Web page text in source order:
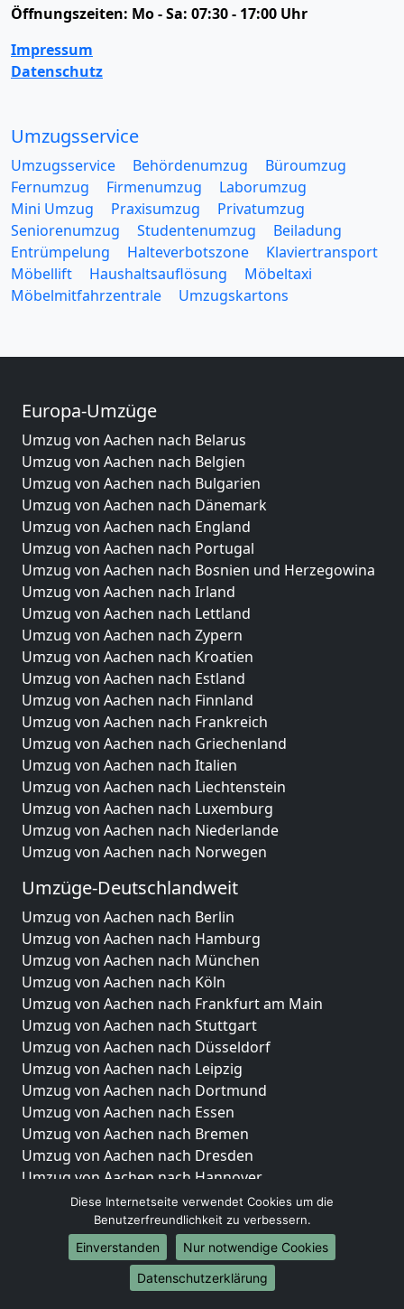
Öffnungszeiten: Mo - Sa: 07:30 - 17:00 Uhr
Impressum
Datenschutz
Umzugsservice
Umzugsservice Behördenumzug
Büroumzug
Fernumzug
Firmenumzug
Laborumzug
Mini Umzug
Praxisumzug
Privatumzug
Seniorenumzug
Studentenumzug
Beiladung
Entrümpelung
Halteverbotszone
Klaviertransport
Möbellift
Haushaltsauflösung
Möbeltaxi
Möbelmitfahrzentrale
Umzugskartons
Europa-Umzüge
Umzug von Aachen nach Belarus
Umzug von Aachen nach Belgien
Umzug von Aachen nach Bulgarien
Umzug von Aachen nach Dänemark
Umzug von Aachen nach England
Umzug von Aachen nach Portugal
Umzug von Aachen nach Bosnien und Herzegowina
Umzug von Aachen nach Irland
Umzug von Aachen nach Lettland
Umzug von Aachen nach Zypern
Umzug von Aachen nach Kroatien
Umzug von Aachen nach Estland
Umzug von Aachen nach Finnland
Umzug von Aachen nach Frankreich
Umzug von Aachen nach Griechenland
Umzug von Aachen nach Italien
Umzug von Aachen nach Liechtenstein
Umzug von Aachen nach Luxemburg
Umzug von Aachen nach Niederlande
Umzug von Aachen nach Norwegen
Umzüge-Deutschlandweit
Umzug von Aachen nach Berlin
Umzug von Aachen nach Hamburg
Umzug von Aachen nach München
Umzug von Aachen nach Köln
Umzug von Aachen nach Frankfurt am Main
Umzug von Aachen nach Stuttgart
Umzug von Aachen nach Düsseldorf
Umzug von Aachen nach Leipzig
Umzug von Aachen nach Dortmund
Umzug von Aachen nach Essen
Umzug von Aachen nach Bremen
Umzug von Aachen nach Dresden
Umzug von Aachen nach Hannover
Umzug von Aachen nach Nürnberg
Umzug von Aachen nach Duisburg
Umzug von Aachen nach Bochum
Umzug von Aachen nach Wuppertal
Umzug von Aachen nach Bielefeld
Diese Internetseite verwendet Cookies um die
Benutzerfreundlichkeit zu verbessern.
Einverstanden
Nur notwendige Cookies
Datenschutzerklärung